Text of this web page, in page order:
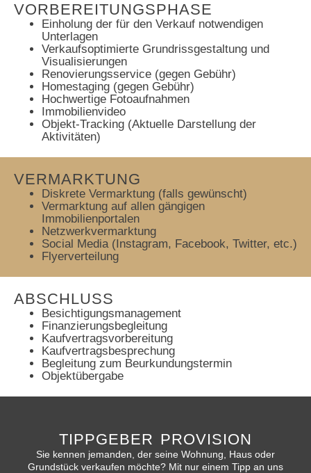
VORBEREITUNGSPHASE
Einholung der für den Verkauf notwendigen
Unterlagen
Verkaufsoptimierte Grundrissgestaltung und
Visualisierungen
Renovierungsservice (gegen Gebühr)
Homestaging (gegen Gebühr)
Hochwertige Fotoaufnahmen
Immobilienvideo
Objekt-Tracking (Aktuelle Darstellung der
Aktivitäten)
VERMARKTUNG
Diskrete Vermarktung (falls gewünscht)
Vermarktung auf allen gängigen
Immobilienportalen
Netzwerkvermarktung
Social Media (Instagram, Facebook, Twitter, etc.)
Flyerverteilung
ABSCHLUSS
Besichtigungsmanagement
Finanzierungsbegleitung
Kaufvertragsvorbereitung
Kaufvertragsbesprechung
Begleitung zum Beurkundungstermin
Objektübergabe
TIPPGEBER PROVISION
Sie kennen jemanden, der seine Wohnung, Haus oder
Grundstück verkaufen möchte? Mit nur einem Tipp an uns